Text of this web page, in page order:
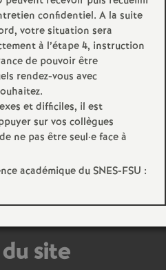
é
a
n
s
T
o
u
confidentiel. A la suite
votre situation sera
à l’étape 4, instruction
de pouvoir être
rendez-vous avec
et difficiles, il est
sur vos collègues
ne pas être seul·e face à
académique du SNES-FSU :
site